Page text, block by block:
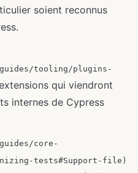
soient reconnus
tooling/plugins-
qui viendront
internes de Cypress
core-
tests#Support-file)